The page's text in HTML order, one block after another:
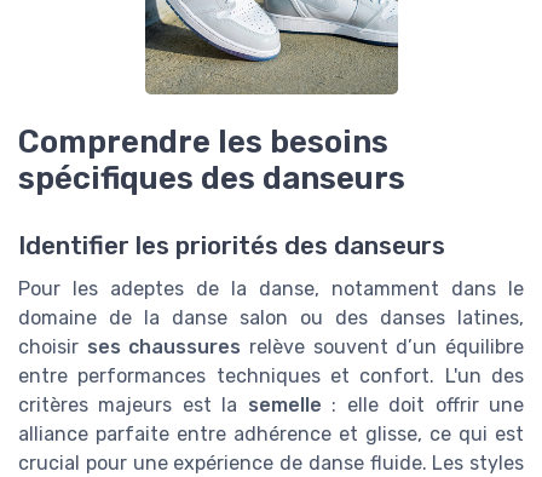
Comprendre les besoins
spécifiques des danseurs
Identifier les priorités des danseurs
Pour les adeptes de la danse, notamment dans le
domaine de la danse salon ou des danses latines,
choisir ses chaussures relève souvent d’un équilibre
entre performances techniques et confort. L'un des
critères majeurs est la semelle : elle doit offrir une
alliance parfaite entre adhérence et glisse, ce qui est
crucial pour une expérience de danse fluide. Les styles